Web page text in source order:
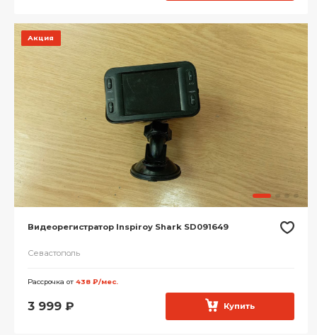
Акция
Видеорегистратор Inspiroy Shark SD091649
Севастополь
Рассрочка от 438 ₽/мес.
3 999 ₽ Купить